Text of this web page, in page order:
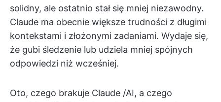
solidny, ale ostatnio stał się mniej niezawodny.
Claude ma obecnie większe trudności z długimi
kontekstami i złożonymi zadaniami. Wydaje się,
że gubi śledzenie lub udziela mniej spójnych
odpowiedzi niż wcześniej.
Oto, czego brakuje Claude /AI, a czego